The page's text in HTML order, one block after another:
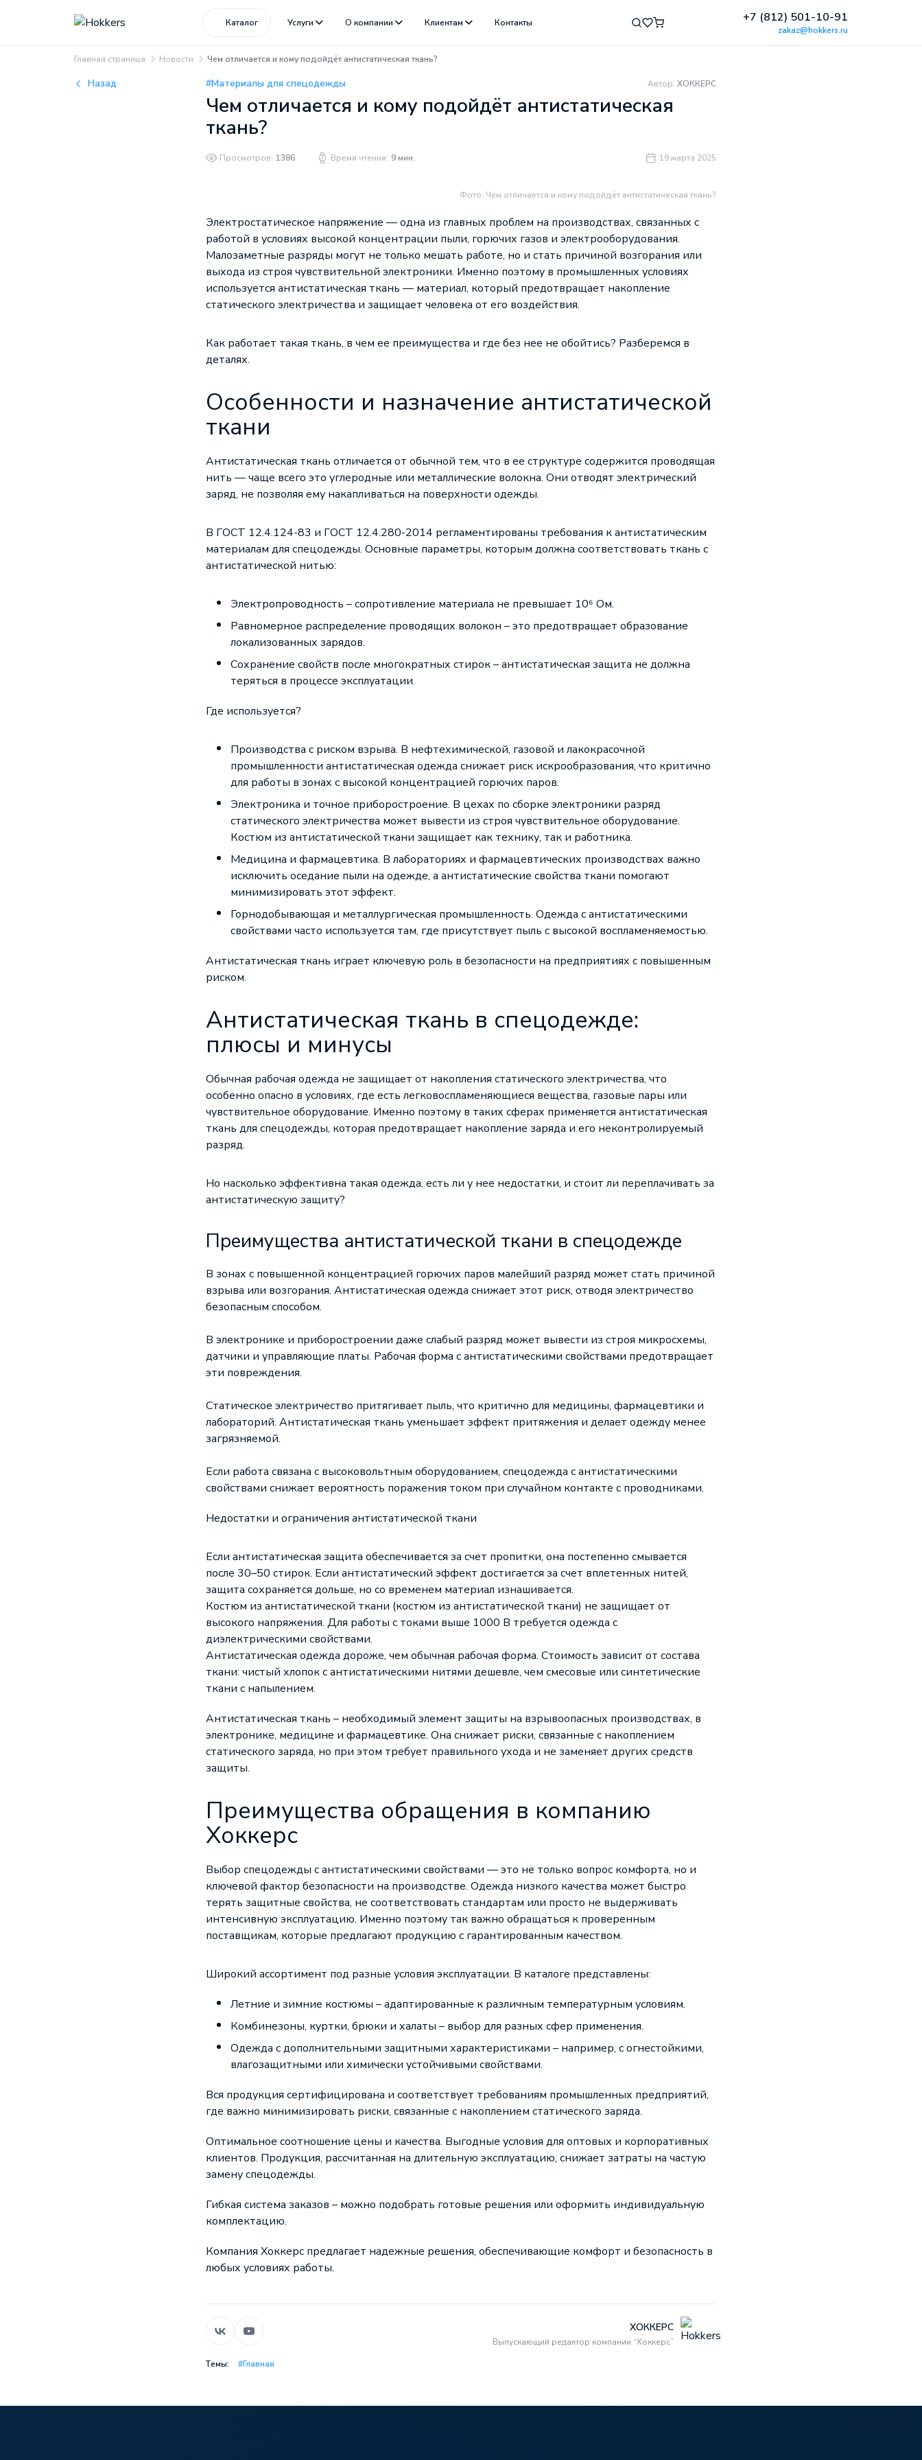
Каталог Услуги О компании Клиентам Контакты +7 (812) 501-10-91
zakaz@hokkers.ru
Главная страница Новости Чем отличается и кому подойдёт антистатическая ткань?
Назад #Материалы для спецодежды Автор: ХОККЕРС
Чем отличается и кому подойдёт антистатическая
ткань?
Просмотров: 1386 Время чтения: 9 мин. 19 марта 2025
Фото: Чем отличается и кому подойдёт антистатическая ткань?
Электростатическое напряжение — одна из главных проблем на производствах, связанных с
работой в условиях высокой концентрации пыли, горючих газов и электрооборудования.
Малозаметные разряды могут не только мешать работе, но и стать причиной возгорания или
выхода из строя чувствительной электроники. Именно поэтому в промышленных условиях
используется антистатическая ткань — материал, который предотвращает накопление
статического электричества и защищает человека от его воздействия.
Как работает такая ткань, в чем ее преимущества и где без нее не обойтись? Разберемся в
деталях.
Особенности и назначение антистатической
ткани
Антистатическая ткань отличается от обычной тем, что в ее структуре содержится проводящая
нить — чаще всего это углеродные или металлические волокна. Они отводят электрический
заряд, не позволяя ему накапливаться на поверхности одежды.
В ГОСТ 12.4.124-83 и ГОСТ 12.4.280-2014 регламентированы требования к антистатическим
материалам для спецодежды. Основные параметры, которым должна соответствовать ткань с
антистатической нитью:
Электропроводность – сопротивление материала не превышает 10⁶ Ом.
Равномерное распределение проводящих волокон – это предотвращает образование
локализованных зарядов.
Сохранение свойств после многократных стирок – антистатическая защита не должна
теряться в процессе эксплуатации.
Где используется?
Производства с риском взрыва. В нефтехимической, газовой и лакокрасочной
промышленности антистатическая одежда снижает риск искрообразования, что критично
для работы в зонах с высокой концентрацией горючих паров.
Электроника и точное приборостроение. В цехах по сборке электроники разряд
статического электричества может вывести из строя чувствительное оборудование.
Костюм из антистатической ткани защищает как технику, так и работника.
Медицина и фармацевтика. В лабораториях и фармацевтических производствах важно
исключить оседание пыли на одежде, а антистатические свойства ткани помогают
минимизировать этот эффект.
Горнодобывающая и металлургическая промышленность. Одежда с антистатическими
свойствами часто используется там, где присутствует пыль с высокой воспламеняемостью.
Антистатическая ткань играет ключевую роль в безопасности на предприятиях с повышенным
риском.
Антистатическая ткань в спецодежде:
плюсы и минусы
Обычная рабочая одежда не защищает от накопления статического электричества, что
особенно опасно в условиях, где есть легковоспламеняющиеся вещества, газовые пары или
чувствительное оборудование. Именно поэтому в таких сферах применяется антистатическая
ткань для спецодежды, которая предотвращает накопление заряда и его неконтролируемый
разряд.
Но насколько эффективна такая одежда, есть ли у нее недостатки, и стоит ли переплачивать за
антистатическую защиту?
Преимущества антистатической ткани в спецодежде
В зонах с повышенной концентрацией горючих паров малейший разряд может стать причиной
взрыва или возгорания. Антистатическая одежда снижает этот риск, отводя электричество
безопасным способом.
В электронике и приборостроении даже слабый разряд может вывести из строя микросхемы,
датчики и управляющие платы. Рабочая форма с антистатическими свойствами предотвращает
эти повреждения.
Статическое электричество притягивает пыль, что критично для медицины, фармацевтики и
лабораторий. Антистатическая ткань уменьшает эффект притяжения и делает одежду менее
загрязняемой.
Если работа связана с высоковольтным оборудованием, спецодежда с антистатическими
свойствами снижает вероятность поражения током при случайном контакте с проводниками.
Недостатки и ограничения антистатической ткани
Если антистатическая защита обеспечивается за счет пропитки, она постепенно смывается
после 30–50 стирок. Если антистатический эффект достигается за счет вплетенных нитей,
защита сохраняется дольше, но со временем материал изнашивается.
Костюм из антистатической ткани (костюм из антистатической ткани) не защищает от
высокого напряжения. Для работы с токами выше 1000 В требуется одежда с
диэлектрическими свойствами.
Антистатическая одежда дороже, чем обычная рабочая форма. Стоимость зависит от состава
ткани: чистый хлопок с антистатическими нитями дешевле, чем смесовые или синтетические
ткани с напылением.
Антистатическая ткань – необходимый элемент защиты на взрывоопасных производствах, в
электронике, медицине и фармацевтике. Она снижает риски, связанные с накоплением
статического заряда, но при этом требует правильного ухода и не заменяет других средств
защиты.
Преимущества обращения в компанию
Хоккерс
Выбор спецодежды с антистатическими свойствами — это не только вопрос комфорта, но и
ключевой фактор безопасности на производстве. Одежда низкого качества может быстро
терять защитные свойства, не соответствовать стандартам или просто не выдерживать
интенсивную эксплуатацию. Именно поэтому так важно обращаться к проверенным
поставщикам, которые предлагают продукцию с гарантированным качеством.
Широкий ассортимент под разные условия эксплуатации. В каталоге представлены:
Летние и зимние костюмы – адаптированные к различным температурным условиям.
Комбинезоны, куртки, брюки и халаты – выбор для разных сфер применения.
Одежда с дополнительными защитными характеристиками – например, с огнестойкими,
влагозащитными или химически устойчивыми свойствами.
Вся продукция сертифицирована и соответствует требованиям промышленных предприятий,
где важно минимизировать риски, связанные с накоплением статического заряда.
Оптимальное соотношение цены и качества. Выгодные условия для оптовых и корпоративных
клиентов. Продукция, рассчитанная на длительную эксплуатацию, снижает затраты на частую
замену спецодежды.
Гибкая система заказов – можно подобрать готовые решения или оформить индивидуальную
комплектацию.
Компания Хоккерс предлагает надежные решения, обеспечивающие комфорт и безопасность в
любых условиях работы.
ХОККЕРС
Выпускающий редактор компании “Хоккерс”
Темы:
#Главная